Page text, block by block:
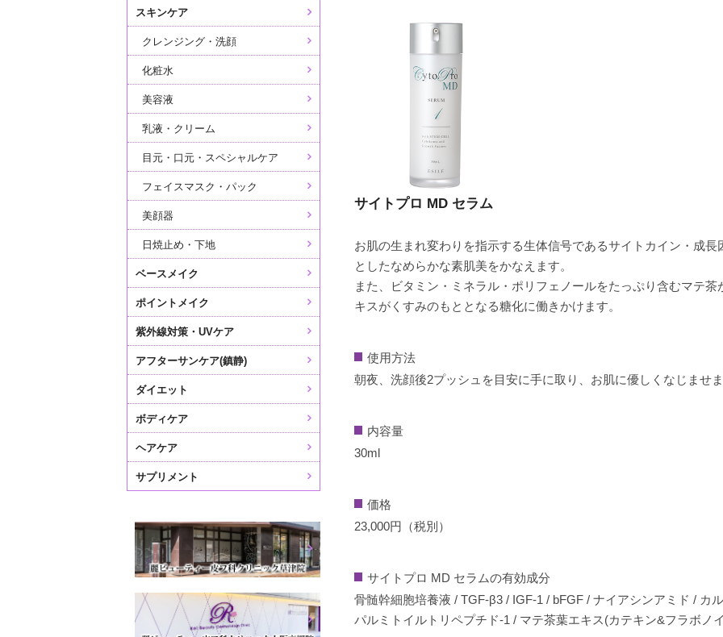
40代
2023/06/27
しばらく使っていなかったら肌にポツポツと吹き出物ができ
iwacho 購入者
非公開
投稿日
非公開
投稿日
メソガンのDT用に購入しました。
サイトプロ MD セラム
お肌の生まれ変わりを指示する生体信号であるサイトカイン・成
としたなめらかな素肌美をかなえます。
また、ビタミン・ミネラル・ポリフェノールをたっぷり含むマテ
キスがくすみのもととなる糖化に働きかけます。
使用方法
朝夜、洗顔後2プッシュを目安に手に取り、お肌に優しくなじませま
内容量
30ml
価格
23,000円（税別）
サイトプロ MD セラムの有効成分
骨髄幹細胞培養液 / TGF-β3 / IGF-1 / bFGF / ナイアシンアミド / カ
パルミトイルトリペプチド-1 / マテ茶葉エキス(カテキン&フラボノ
スキンケア
クレンジング・洗顔
化粧水
美容液
乳液・クリーム
目元・口元・スペシャルケア
フェイスマスク・パック
美顔器
日焼止め・下地
ベースメイク
ポイントメイク
紫外線対策・UVケア
アフターサンケア(鎮静)
ダイエット
ボディケア
ヘアケア
サプリメント